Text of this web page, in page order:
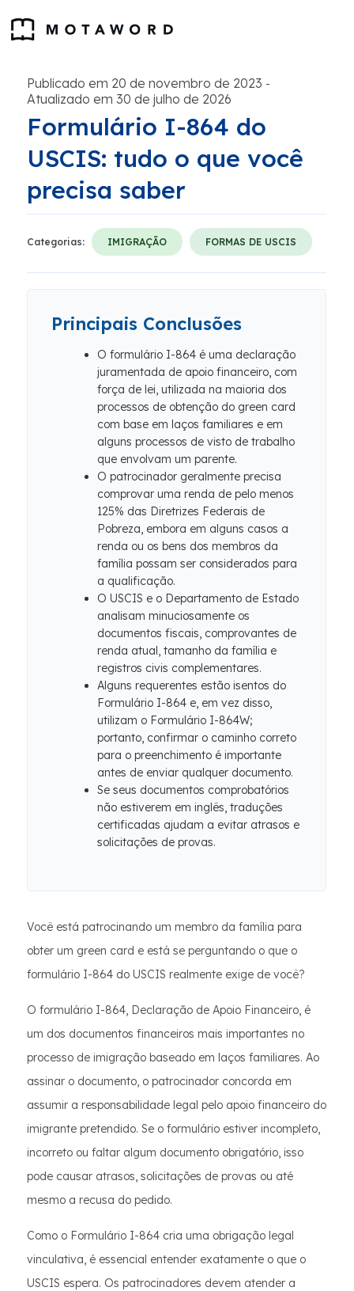
Publicado em 20 de novembro de 2023 -
Atualizado em 30 de julho de 2026
Formulário I-864 do
USCIS: tudo o que você
precisa saber
Categorias: IMIGRAÇÃO FORMAS DE USCIS
Principais Conclusões
O formulário I-864 é uma declaração
juramentada de apoio financeiro, com
força de lei, utilizada na maioria dos
processos de obtenção do green card
com base em laços familiares e em
alguns processos de visto de trabalho
que envolvam um parente.
O patrocinador geralmente precisa
comprovar uma renda de pelo menos
125% das Diretrizes Federais de
Pobreza, embora em alguns casos a
renda ou os bens dos membros da
família possam ser considerados para
a qualificação.
O USCIS e o Departamento de Estado
analisam minuciosamente os
documentos fiscais, comprovantes de
renda atual, tamanho da família e
registros civis complementares.
Alguns requerentes estão isentos do
Formulário I-864 e, em vez disso,
utilizam o Formulário I-864W;
portanto, confirmar o caminho correto
para o preenchimento é importante
antes de enviar qualquer documento.
Se seus documentos comprobatórios
não estiverem em inglês, traduções
certificadas ajudam a evitar atrasos e
solicitações de provas.
Você está patrocinando um membro da família para
obter um green card e está se perguntando o que o
formulário I-864 do USCIS realmente exige de você?
O formulário I-864, Declaração de Apoio Financeiro, é
um dos documentos financeiros mais importantes no
processo de imigração baseado em laços familiares. Ao
assinar o documento, o patrocinador concorda em
assumir a responsabilidade legal pelo apoio financeiro do
imigrante pretendido. Se o formulário estiver incompleto,
incorreto ou faltar algum documento obrigatório, isso
pode causar atrasos, solicitações de provas ou até
mesmo a recusa do pedido.
Como o Formulário I-864 cria uma obrigação legal
vinculativa, é essencial entender exatamente o que o
USCIS espera. Os patrocinadores devem atender a